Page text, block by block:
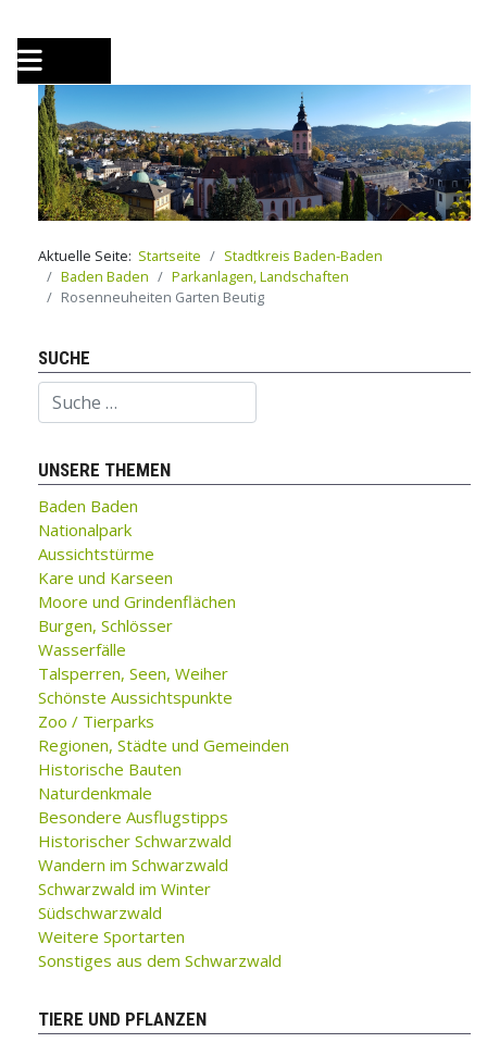
Aktuelle Seite: Startseite
Stadtkreis Baden-Baden
Baden Baden
Parkanlagen, Landschaften
Rosenneuheiten Garten Beutig
SUCHE
Suchen
UNSERE THEMEN
Baden Baden
Nationalpark
Aussichtstürme
Kare und Karseen
Moore und Grindenflächen
Burgen, Schlösser
Wasserfälle
Talsperren, Seen, Weiher
Schönste Aussichtspunkte
Zoo / Tierparks
Regionen, Städte und Gemeinden
Historische Bauten
Naturdenkmale
Besondere Ausflugstipps
Historischer Schwarzwald
Wandern im Schwarzwald
Schwarzwald im Winter
Südschwarzwald
Weitere Sportarten
Sonstiges aus dem Schwarzwald
TIERE UND PFLANZEN